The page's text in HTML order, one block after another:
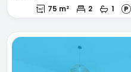
75 m²
2 1